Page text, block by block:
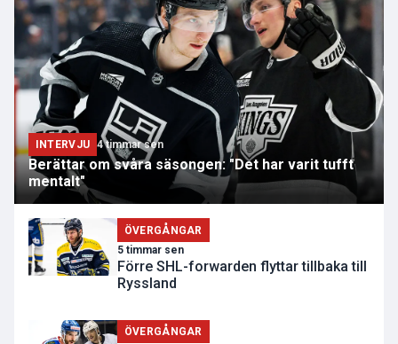
INTERVJU 4 timmar sen
Berättar om svåra säsongen: "Det har varit tufft
mentalt"
ÖVERGÅNGAR
5 timmar sen
Förre SHL-forwarden flyttar tillbaka till
Ryssland
ÖVERGÅNGAR